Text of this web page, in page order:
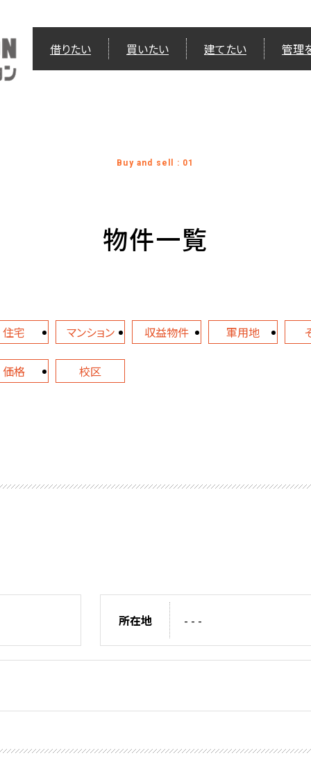
借りたい 買いたい 建てたい 管理
Buy and sell : 01
物件一覧
住宅 マンション 収益物件 軍用地
価格 校区
所在地 - - -